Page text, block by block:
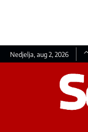
Nedjelja, aug 2, 2026